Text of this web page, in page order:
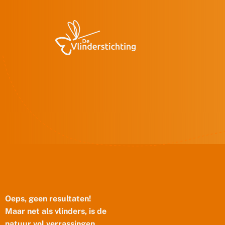
Oeps, geen resultaten!
Maar net als vlinders, is de